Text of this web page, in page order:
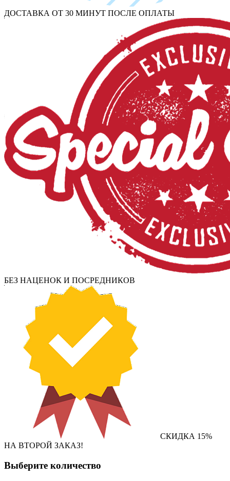
ДОСТАВКА ОТ 30 МИНУТ ПОСЛЕ ОПЛАТЫ
БЕЗ НАЦЕНОК И ПОСРЕДНИКОВ
СКИДКА 15%
НА ВТОРОЙ ЗАКАЗ!
Выберите количество